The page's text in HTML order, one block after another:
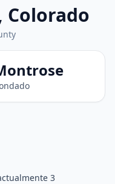
Colorado
3